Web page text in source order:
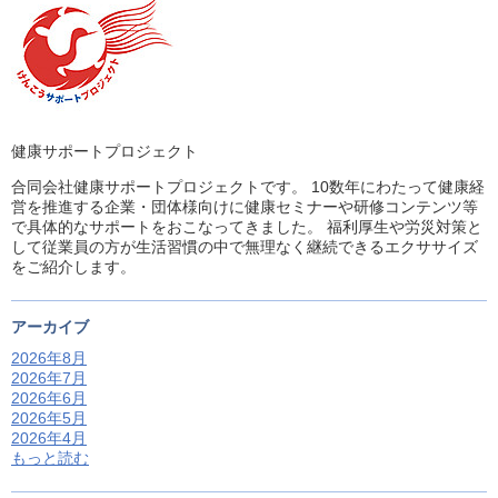
健康サポートプロジェクト
合同会社健康サポートプロジェクトです。 10数年にわたって健康経
営を推進する企業・団体様向けに健康セミナーや研修コンテンツ等
で具体的なサポートをおこなってきました。 福利厚生や労災対策と
して従業員の方が生活習慣の中で無理なく継続できるエクササイズ
をご紹介します。
アーカイブ
2026年8月
2026年7月
2026年6月
2026年5月
2026年4月
もっと読む